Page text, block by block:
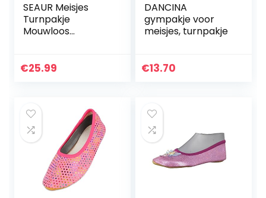
SEAUR Meisjes
Turnpakje
Mouwloos
Lange Mouwe
€25.99
DANCINA
gympakje voor
meisjes, turnpakje
€13.70